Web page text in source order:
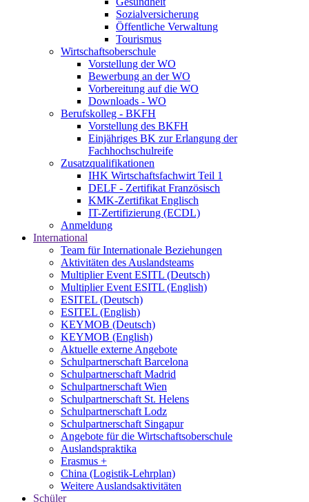
Sozialversicherung
Öffentliche Verwaltung
Tourismus
Wirtschaftsoberschule
Vorstellung der WO
Bewerbung an der WO
Vorbereitung auf die WO
Downloads - WO
Berufskolleg - BKFH
Vorstellung des BKFH
Einjähriges BK zur Erlangung der
Fachhochschulreife
Zusatzqualifikationen
IHK Wirtschaftsfachwirt Teil 1
DELF - Zertifikat Französisch
KMK-Zertifikat Englisch
IT-Zertifizierung (ECDL)
Anmeldung
International
Team für Internationale Beziehungen
Aktivitäten des Auslandsteams
Multiplier Event ESITL (Deutsch)
Multiplier Event ESITL (English)
ESITEL (Deutsch)
ESITEL (English)
KEYMOB (Deutsch)
KEYMOB (English)
Aktuelle externe Angebote
Schulpartnerschaft Barcelona
Schulpartnerschaft Madrid
Schulpartnerschaft Wien
Schulpartnerschaft St. Helens
Schulpartnerschaft Lodz
Schulpartnerschaft Singapur
Angebote für die Wirtschaftsoberschule
Auslandspraktika
Erasmus +
China (Logistik-Lehrplan)
Weitere Auslandsaktivitäten
Schüler